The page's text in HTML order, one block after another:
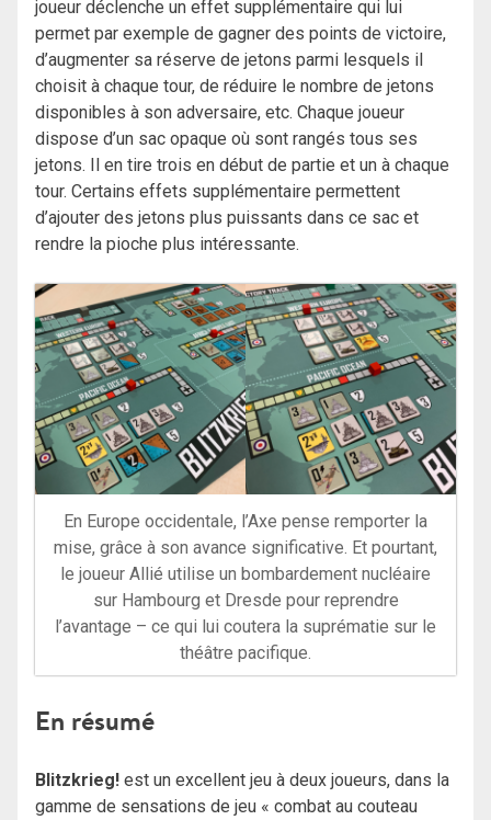
joueur déclenche un effet supplémentaire qui lui
permet par exemple de gagner des points de victoire,
d’augmenter sa réserve de jetons parmi lesquels il
choisit à chaque tour, de réduire le nombre de jetons
disponibles à son adversaire, etc. Chaque joueur
dispose d’un sac opaque où sont rangés tous ses
jetons. Il en tire trois en début de partie et un à chaque
tour. Certains effets supplémentaire permettent
d’ajouter des jetons plus puissants dans ce sac et
rendre la pioche plus intéressante.
En Europe occidentale, l’Axe pense remporter la
mise, grâce à son avance significative. Et pourtant,
le joueur Allié utilise un bombardement nucléaire
sur Hambourg et Dresde pour reprendre
l’avantage – ce qui lui coutera la suprématie sur le
théâtre pacifique.
En résumé
Blitzkrieg! est un excellent jeu à deux joueurs, dans la
gamme de sensations de jeu « combat au couteau